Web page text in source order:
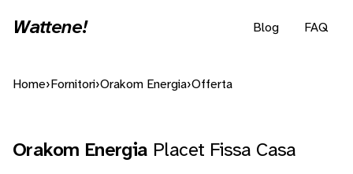
Wattene! Blog FAQ
Home› Fornitori›Orakom Energia›Offerta
Orakom Energia Placet Fissa Casa